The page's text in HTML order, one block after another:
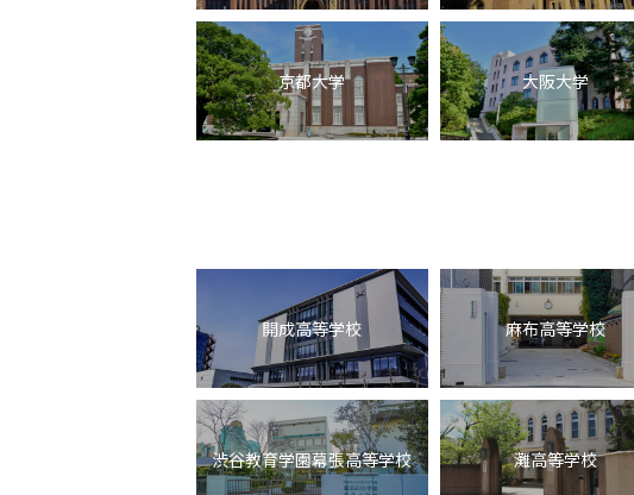
京都大学 大阪大学
開成高等学校 麻布高等学校
渋谷教育学園幕張高等学校 灘高等学校